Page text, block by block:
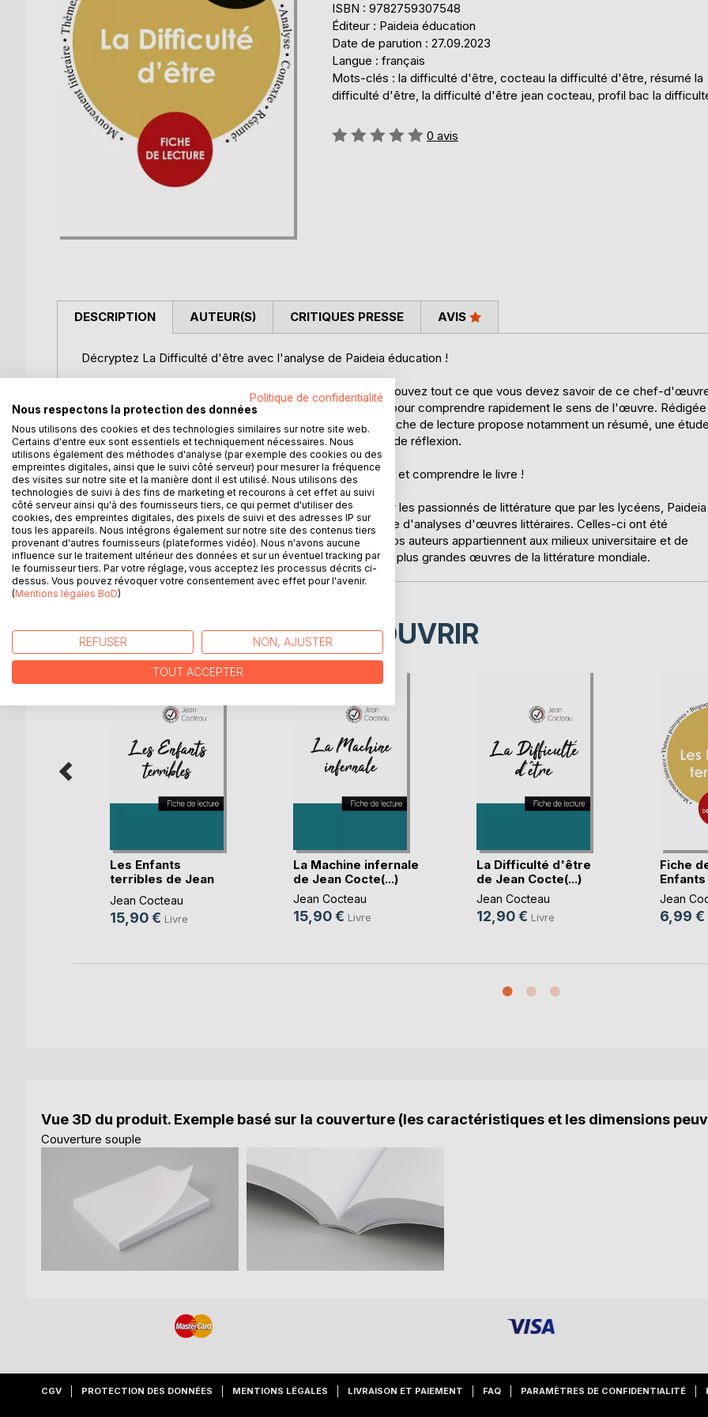
ISBN : 9782759307548
Éditeur : Paideia éducation
Date de parution : 27.09.2023
Langue : français
Mots-clés : la difficulté d'être, cocteau la difficulté d'être, résumé la
difficulté d'être, la difficulté d'être jean cocteau, profil bac la
Évaluation:
0 avis
DESCRIPTION
Décryptez La Difficulté d'être avec l'analyse de Paideia éducation !
Que faut-il retenir de cet ouvrage de Jean Cocteau ? Retrouvez tout ce que vous devez savoir de ce chef-
de la littérature française dans une analyse de référence pour comprendre rapidement le sens de l'œuvre. Rédigée
de manière claire et accessible par un enseignant, cette fiche de lecture propose notamment un résumé, une
des thèmes principaux, des clés de lecture et des pistes de réflexion.
Une analyse littéraire complète et détaillée pour mieux lire et comprendre le livre !
Paideia éducation en deux mots : Plébiscité aussi bien par les passionnés de littérature que par les lycéens, Paideia
éducation est considéré comme une référence en matière d'analyses d'œuvres littéraires. Celles-ci ont été
conçues pour guider les lecteurs à travers la littérature. Nos auteurs appartiennent aux milieux universitaire et de
l'éducation, gage de sérieux pour vous faire découvrir les plus grandes œuvres de la littérature mondiale.
AUTEUR(S) CRITIQUES PRESSE AVIS
D’AUTRES TITRES À DÉCOUVRIR
Les Enfants
terribles de Jean
Coct(...)
Jean Cocteau
15,90 € Livre
La Machine infernale
de Jean Cocte(...)
Jean Cocteau
15,90 € Livre
La Difficulté d'être
de Jean Cocte(...)
Jean Cocteau
12,90 € Livre
Fiche
Jean
6,99 €
Vue 3D du produit. Exemple basé sur la couverture (les caractéristiques et les dimensions
Couverture souple
CGV PROTECTION DES DONNÉES MENTIONS LÉGALES LIVRAISON ET PAIEMENT FAQ PARAMÈTRES DE CONFIDENTIALITÉ
Politique de confidentialité
Nous respectons la protection des données
Nous utilisons des cookies et des technologies similaires sur notre site web.
Certains d'entre eux sont essentiels et techniquement nécessaires. Nous
utilisons également des méthodes d'analyse (par exemple des cookies ou des
empreintes digitales, ainsi que le suivi côté serveur) pour mesurer la fréquence
des visites sur notre site et la manière dont il est utilisé. Nous utilisons des
technologies de suivi à des fins de marketing et recourons à cet effet au suivi
côté serveur ainsi qu'à des fournisseurs tiers, ce qui permet d'utiliser des
cookies, des empreintes digitales, des pixels de suivi et des adresses IP sur
tous les appareils. Nous intégrons également sur notre site des contenus tiers
provenant d'autres fournisseurs (plateformes vidéo). Nous n'avons aucune
influence sur le traitement ultérieur des données et sur un éventuel tracking par
le fournisseur tiers. Par votre réglage, vous acceptez les processus décrits ci-
dessus. Vous pouvez révoquer votre consentement avec effet pour l'avenir.
(Mentions légales BoD)
REFUSER NON, AJUSTER
TOUT ACCEPTER